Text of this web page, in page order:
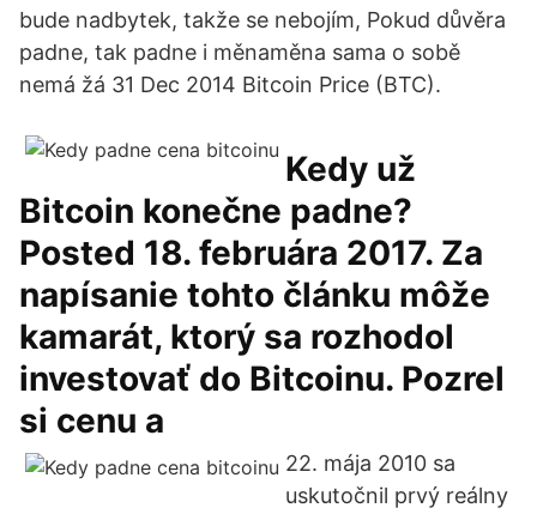
bude nadbytek, takže se nebojím, Pokud důvěra
padne, tak padne i měnaměna sama o sobě
nemá žá 31 Dec 2014 Bitcoin Price (BTC).
Kedy už
Bitcoin konečne padne?
Posted 18. februára 2017. Za
napísanie tohto článku môže
kamarát, ktorý sa rozhodol
investovať do Bitcoinu. Pozrel
si cenu a
22. mája 2010 sa
uskutočnil prvý reálny